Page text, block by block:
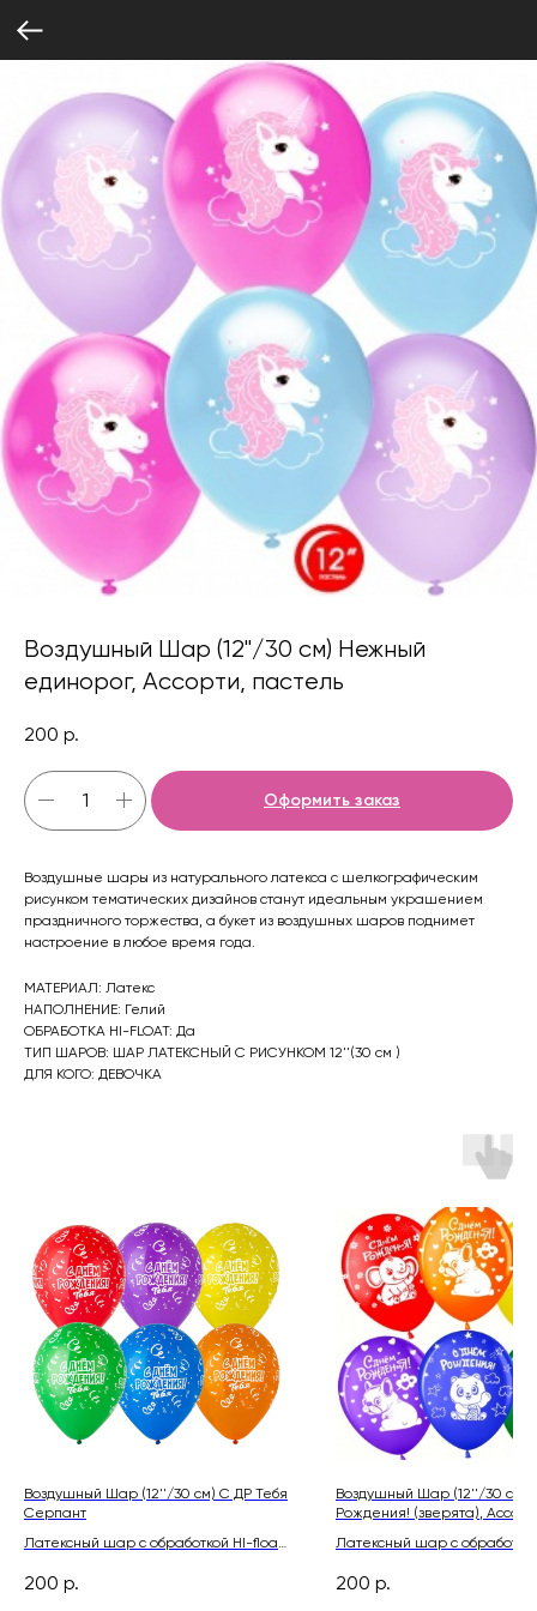
Воздушный Шар (12''/30 см) Нежный
единорог, Ассорти, пастель
200 р.
Оформить заказ
Воздушные шары из натурального латекса с шелкографическим
рисунком тематических дизайнов станут идеальным украшением
праздничного торжества, а букет из воздушных шаров поднимет
настроение в любое время года.
МАТЕРИАЛ: Латекс
НАПОЛНЕНИЕ: Гелий
ОБРАБОТКА HI-FLOAT: Да
ТИП ШАРОВ: ШАР ЛАТЕКСНЫЙ С РИСУНКОМ 12''(30 см )
ДЛЯ КОГО: ДЕВОЧКА
Воздушный Шар (12''/30 см) С ДР Тебя
Серпант
Латексный шар с обработкой HI-float
200 р.
Воздушный Шар (12''/30 см)
Рождения! (зверята),
Латексный шар с
200 р.